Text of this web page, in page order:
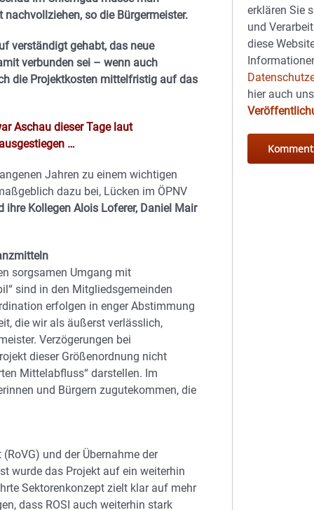
so die Bürgermeister.
verständigt gehabt, das neue
verbunden sei – wenn auch
die Projektkosten mittelfristig auf das
Aschau dieser Tage laut
…
Jahren zu einem wichtigen
dazu bei, Lücken im ÖPNV
ihre Kollegen Alois Loferer, Daniel Mair
sorgsamen Umgang mit
sind in den Mitgliedsgemeinden
erfolgen in enger Abstimmung
die wir als äußerst verlässlich,
Verzögerungen bei
dieser Größenordnung nicht
Mittelabfluss“ darstellen. Im
und Bürgern zugutekommen, die
und der Übernahme der
wurde das Projekt auf ein weiterhin
Sektorenkonzept zielt klar auf mehr
dass ROSI auch weiterhin stark
erklären Sie
und
diese
hier auch